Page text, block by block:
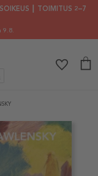
┃ TOIMITUS 2–7
9.8.